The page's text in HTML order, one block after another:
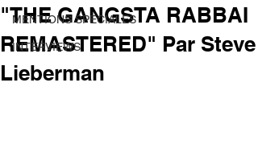
MENTIONS SPECIALES
INTERVIEWS
"THE GANGSTA RABBAI
REMASTERED" Par Steve
Lieberman